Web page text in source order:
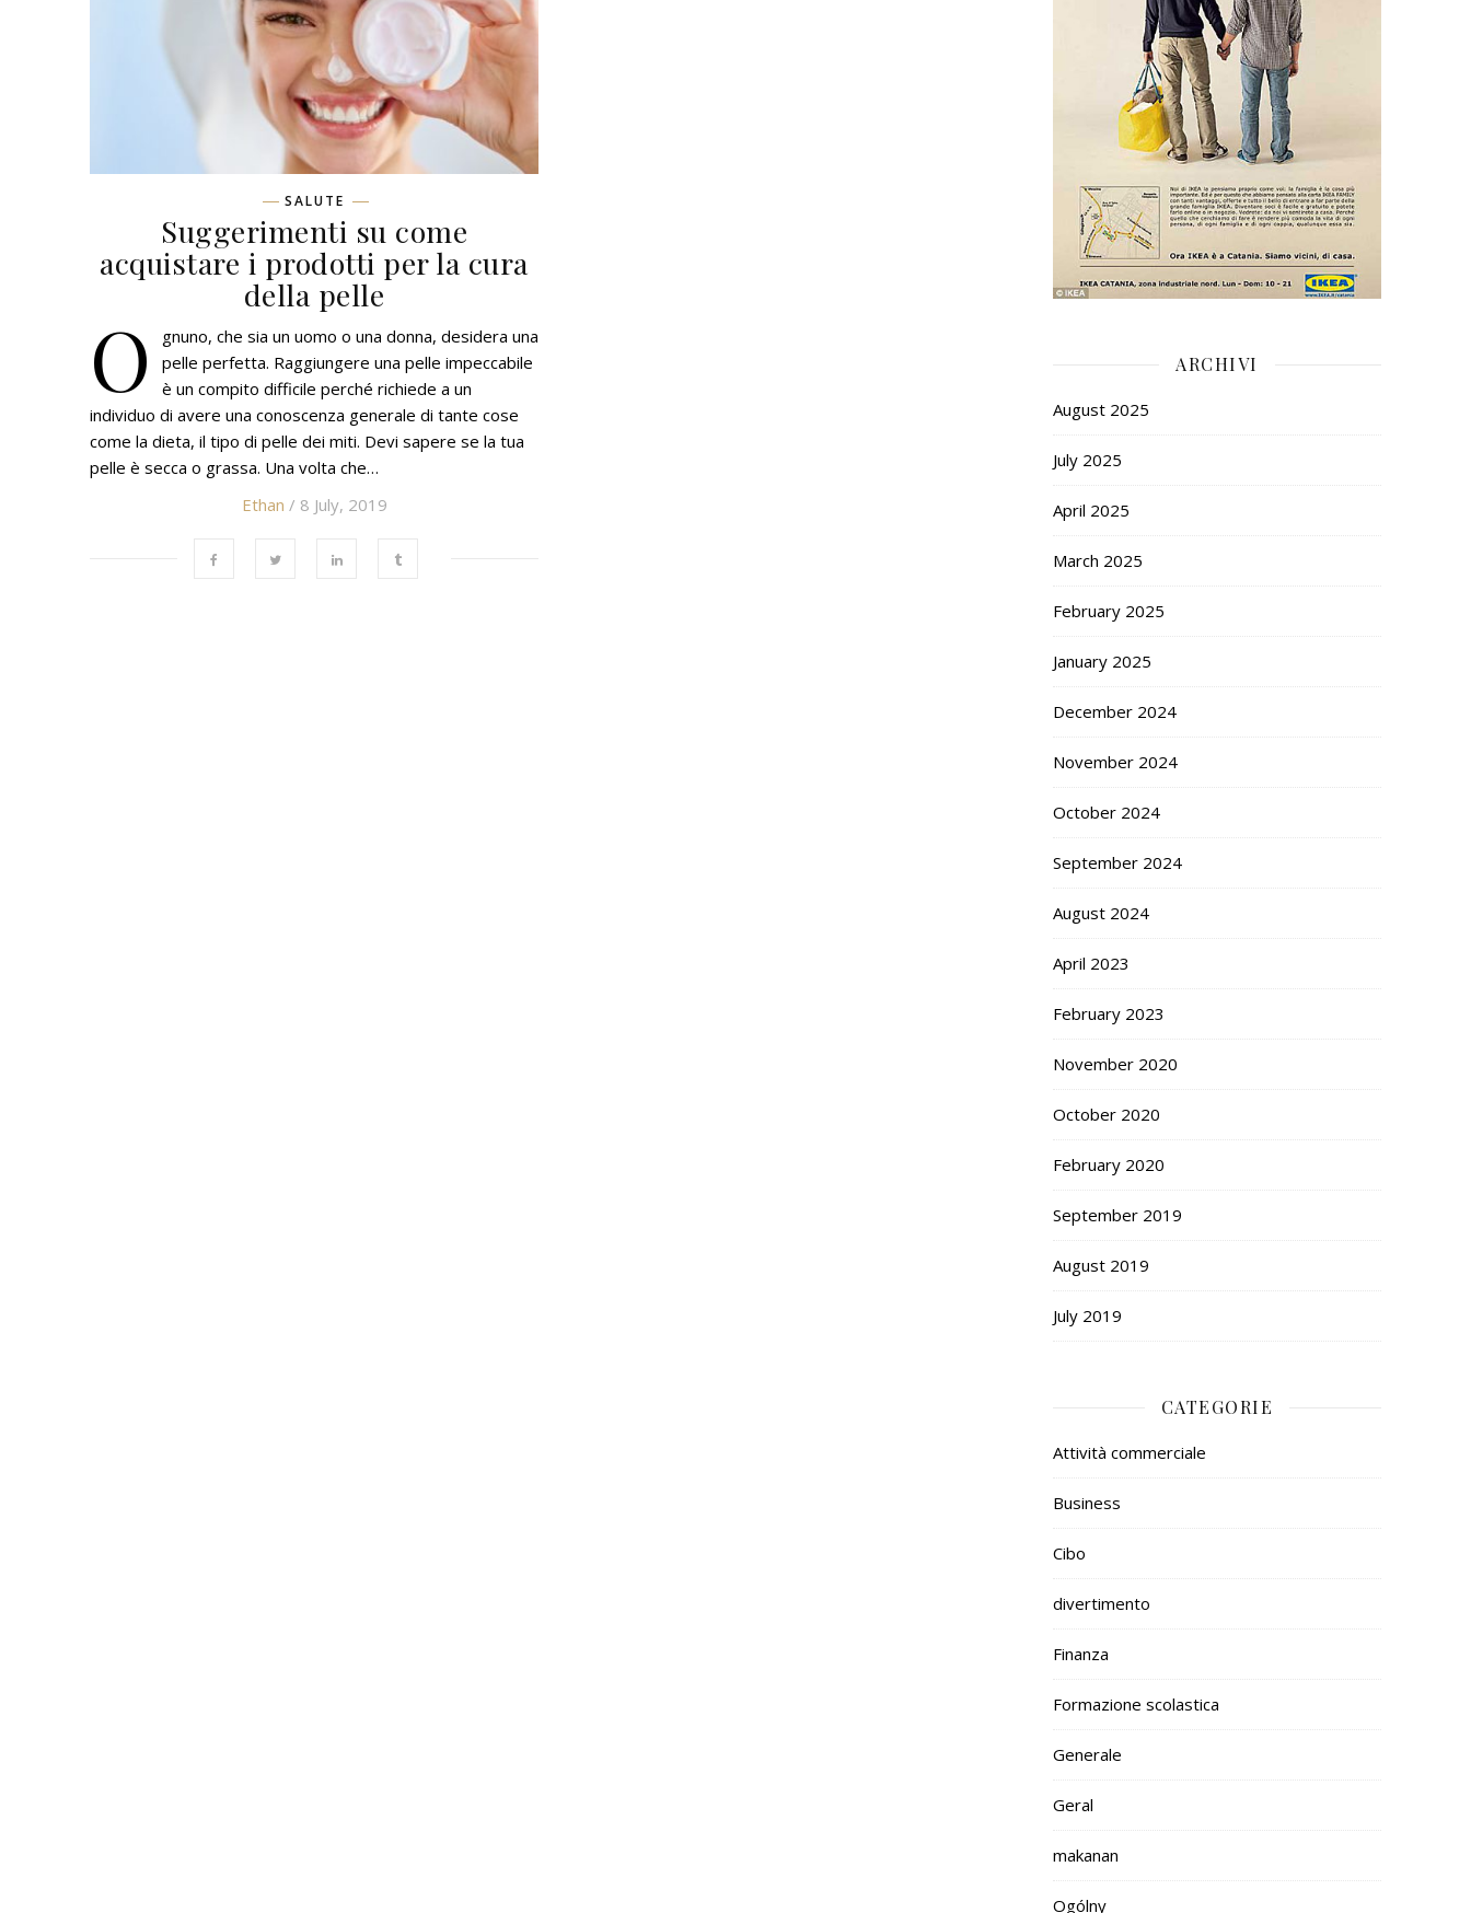
SALUTE
Suggerimenti su come
acquistare i prodotti per la cura
della pelle
O
gnuno, che sia un uomo o una donna, desidera una
pelle perfetta. Raggiungere una pelle impeccabile
è un compito difficile perché richiede a un
individuo di avere una conoscenza generale di tante cose
come la dieta, il tipo di pelle dei miti. Devi sapere se la tua
pelle è secca o grassa. Una volta che…
Ethan / 8 July, 2019
ARCHIVI
August 2025
July 2025
April 2025
March 2025
February 2025
January 2025
December 2024
November 2024
October 2024
September 2024
August 2024
April 2023
February 2023
November 2020
October 2020
February 2020
September 2019
August 2019
July 2019
CATEGORIE
Attività commerciale
Business
Cibo
divertimento
Finanza
Formazione scolastica
Generale
Geral
makanan
Ogólny